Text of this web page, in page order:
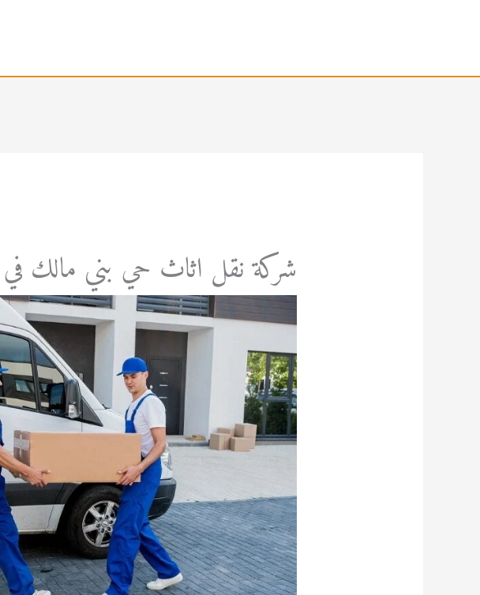
المحتوى
شركة نقل اثاث حي بني مالك